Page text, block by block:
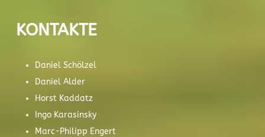
KONTAKTE
Daniel Schölzel
Daniel Alder
Horst Kaddatz
Ingo Karasinsky
Marc-Philipp Engert